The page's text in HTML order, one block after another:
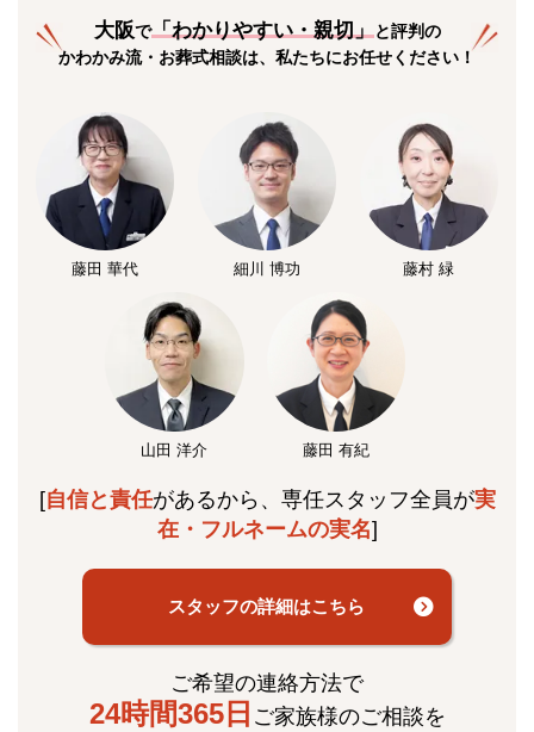
大阪で「わかりやすい・親切」と評判の
かわかみ流・お葬式相談は、私たちにお任せください！
藤田 華代 細川 博功 藤村 緑
山田 洋介 藤田 有紀
[自信と責任があるから、専任スタッフ全員が実
在・フルネームの実名]
スタッフの詳細はこちら
ご希望の連絡方法で
24時間365日 ご家族様のご相談を